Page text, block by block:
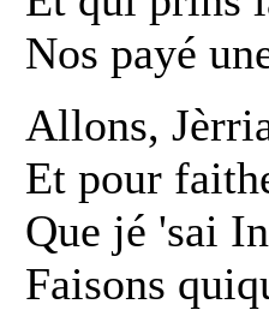
Nos payé
Allons,
Et pour
Que jé 'sai
Faisons